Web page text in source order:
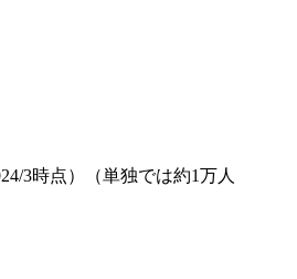
3時点）（単独では約1万人